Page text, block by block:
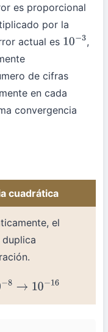
es proporcional
por la
actual es 10− 3,
de cifras
en cada
convergencia
cuadrática
el
10−16